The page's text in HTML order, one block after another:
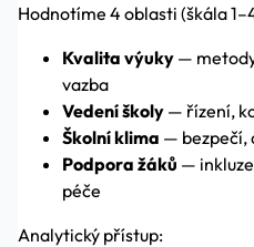
Hodnotíme 4 oblasti (škála
Kvalita výuky —
vazba
Vedení školy — řízení,
Školní klima — bezpečí,
Podpora žáků —
péče
Analytický přístup: